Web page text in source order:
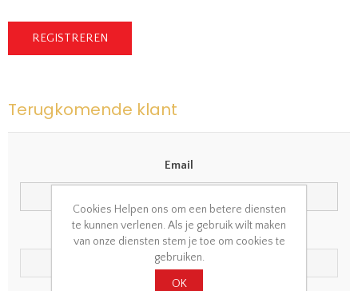
Terugkomende klant
Email
Wachtwoord
Cookies Helpen ons om een betere diensten
te kunnen verlenen. Als je gebruik wilt maken
van onze diensten stem je toe om cookies te
gebruiken.
OK